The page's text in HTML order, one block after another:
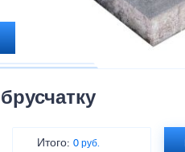
Итого:0 руб.